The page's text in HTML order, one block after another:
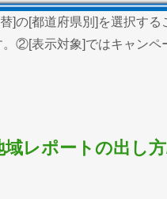
]の[都道府県別]を選択する
②[表示対象]ではキャンペ
レポートの出し